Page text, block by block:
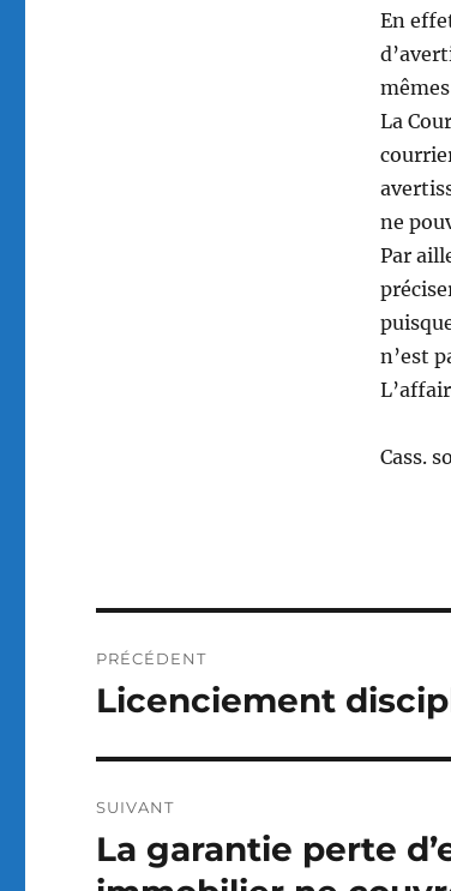
En
La
ne
Par
n’est
Cass.
de
PRÉCÉDENT
Publication
Licenciement
SUIVANT
Publication
suivante :
La garantie perte